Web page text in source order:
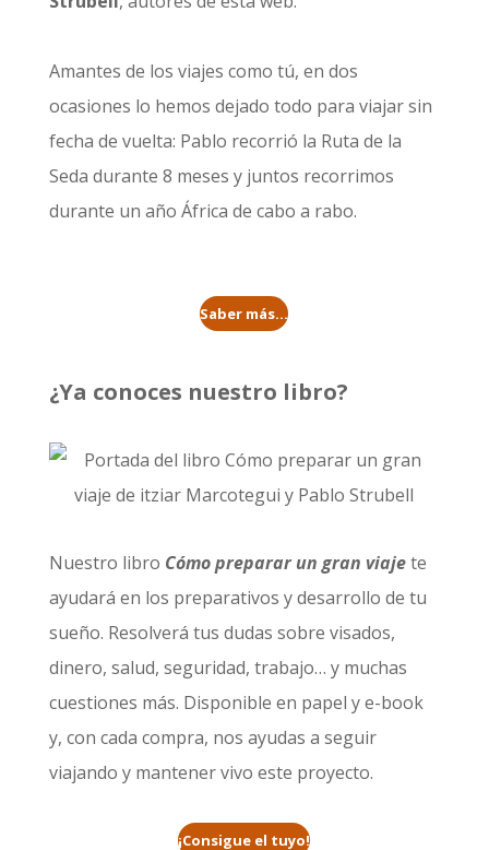
Amantes de los viajes como tú, en dos
ocasiones lo hemos dejado todo para viajar sin
fecha de vuelta: Pablo recorrió la Ruta de la
Seda durante 8 meses y juntos recorrimos
durante un año África de cabo a rabo.
Saber más...
¿Ya conoces nuestro libro?
Nuestro libro Cómo preparar un gran viajete
ayudará en los preparativos y desarrollo de tu
sueño. Resolverá tus dudas sobre visados,
dinero, salud, seguridad, trabajo… y muchas
cuestiones más. Disponible en papel y e-book
y, con cada compra, nos ayudas a seguir
viajando y mantener vivo este proyecto.
¡Consigue el tuyo!